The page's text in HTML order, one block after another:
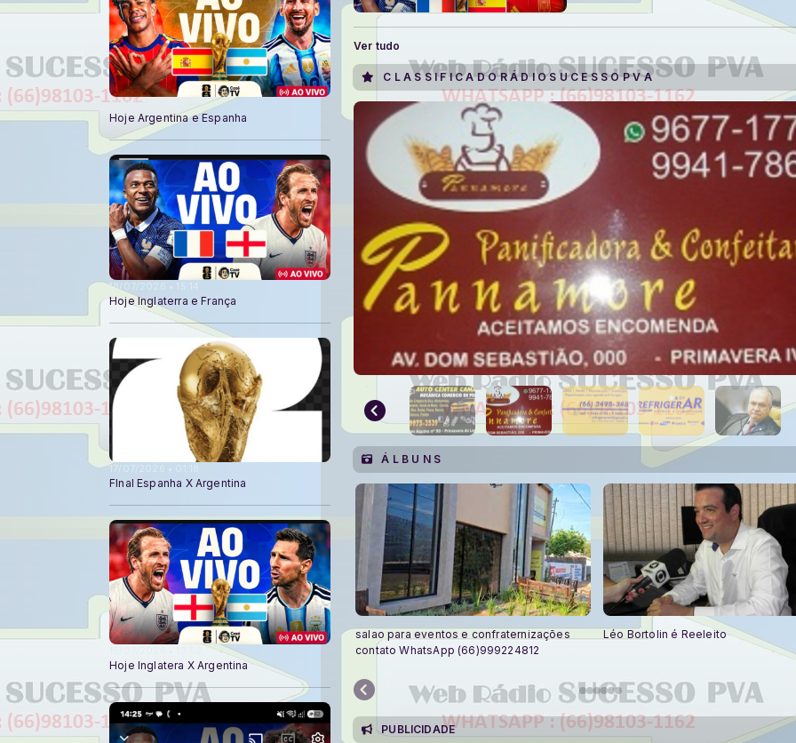
Ver tudo
C L A S S I F I C A D O R Á D I O S U C E S S O P V A
Á L B U N S
salao para eventos e confraternizações
contato WhatsApp (66)999224812
Léo Bortolin é Reeleito
PUBLICIDADE
19/07/2026 • 15:16
Hoje Argentina e Espanha
18/07/2026 • 15:14
Hoje Inglaterra e França
FInal Espanha X Argentina
Hoje Inglatera X Argentina